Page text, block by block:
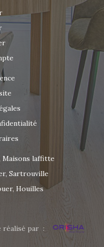
Maisons laffitte
Sartrouville
Houilles
réalisé par :